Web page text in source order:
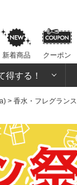
新着商品 クーポン
得する！
> 香水・フレグランス